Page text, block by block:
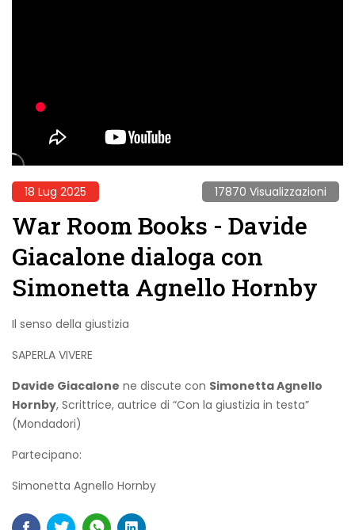
18 Lug 2025 17870 Visualizzazioni
War Room Books - Davide
Giacalone dialoga con
Simonetta Agnello Hornby
Il senso della giustizia
SAPERLA VIVERE
Davide Giacalone ne discute con Simonetta Agnello
Hornby, Scrittrice, autrice di “Con la giustizia in testa”
(Mondadori)
Partecipano:
Simonetta Agnello Hornby